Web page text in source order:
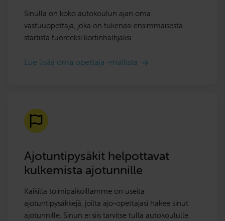
Sinulla on koko autokoulun ajan oma
vastuuopettaja, joka on tukenasi ensimmäisestä
startista tuoreeksi kortinhaltijaksi.
Lue lisää oma opettaja -mallista
Ajotuntipysäkit helpottavat
kulkemista ajotunnille
Kaikilla toimipaikoillamme on useita
ajotuntipysäkkejä, joilta ajo-opettajasi hakee sinut
ajotunnille. Sinun ei siis tarvitse tulla autokoululle.